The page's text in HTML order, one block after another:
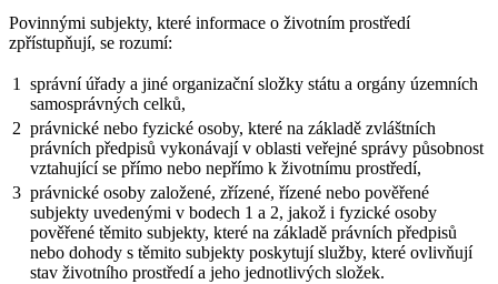
Povinnými subjekty, které informace o životním prostředí
zpřístupňují, se rozumí:
1
správní úřady a jiné organizační složky státu a orgány územních
samosprávných celků,
2 právnické nebo fyzické osoby, které na základě zvláštních
právních předpisů vykonávají v oblasti veřejné správy působnost
vztahující se přímo nebo nepřímo k životnímu prostředí,
3 právnické osoby založené, zřízené, řízené nebo pověřené
subjekty uvedenými v bodech 1 a 2, jakož i fyzické osoby
pověřené těmito subjekty, které na základě právních předpisů
nebo dohody s těmito subjekty poskytují služby, které ovlivňují
stav životního prostředí a jeho jednotlivých složek.